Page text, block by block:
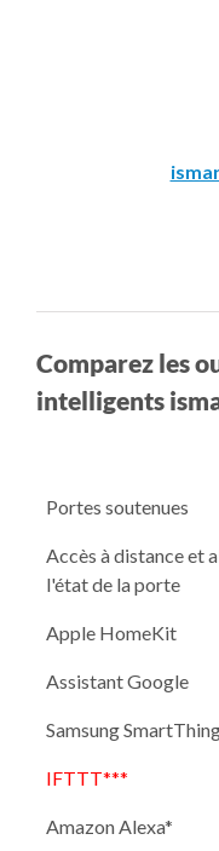
Comparez les
intelligents
Portes soutenues
Accès à distance et
l'état de la porte
Apple HomeKit
Assistant Google
Samsung
IFTTT***
Amazon Alexa*